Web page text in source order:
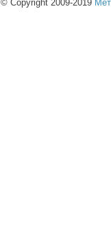
© Copyright 2009-2019